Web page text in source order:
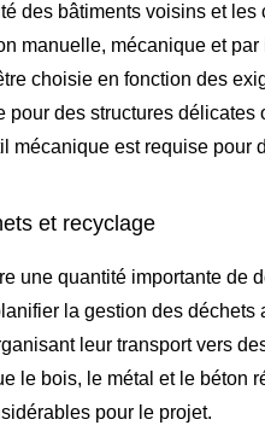
des bâtiments voisins et
manuelle, mécanique et
choisie en fonction des
pour des structures
mécanique est requise
et recyclage
une quantité importante de
la gestion des
leur transport vers
le bois, le métal et le béton
pour le projet.